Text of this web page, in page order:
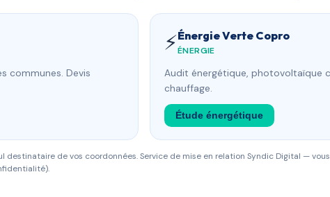
communes. Devis
⚡Énergie Verte Copro
ÉNERGIE
Audit énergétique, photovoltaïque
chauffage.
Étude énergétique
destinataire de vos coordonnées. Service de mise en relation Syndic Digital —